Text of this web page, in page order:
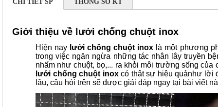
CHI TIẾT SP THÔNG SỐ KT
Giới thiệu về lưới chống chuột inox
Hiện nay lưới chống chuột inox là một phương
trong việc ngăn ngừa những tác nhân lây truyền
nhấm như chuột, bọ,... ra khỏi môi trường sống
lưới chống chuột inox có thật sự hiệu quảnhư lời
lâu, câu hỏi trên sẽ được giải đáp ngay tại bài viết